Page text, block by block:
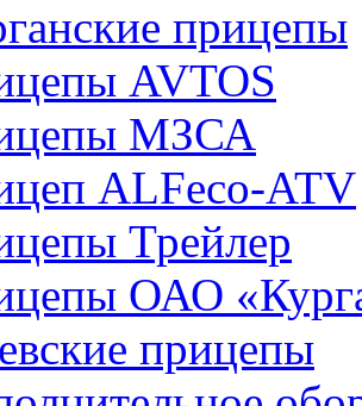
прицепы
AVTOS
МЗСА
ALFeco-ATV
Трейлер
ОАО
прицепы